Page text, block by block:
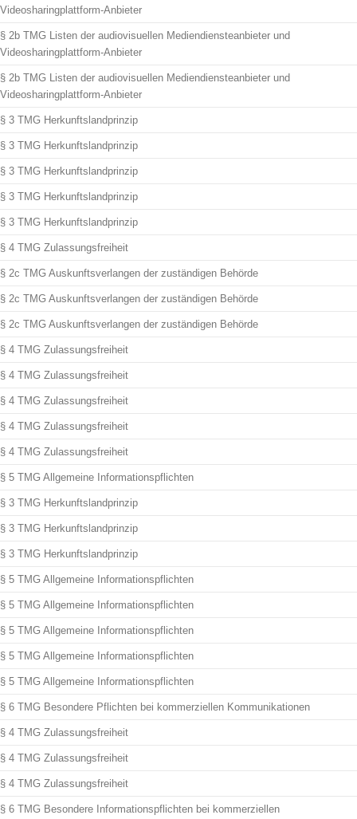
Videosharingplattform-Anbieter
§ 2b TMG Listen der audiovisuellen Mediendiensteanbieter und
Videosharingplattform-Anbieter
§ 2b TMG Listen der audiovisuellen Mediendiensteanbieter und
Videosharingplattform-Anbieter
§ 3 TMG Herkunftslandprinzip
§ 3 TMG Herkunftslandprinzip
§ 3 TMG Herkunftslandprinzip
§ 3 TMG Herkunftslandprinzip
§ 3 TMG Herkunftslandprinzip
§ 4 TMG Zulassungsfreiheit
§ 2c TMG Auskunftsverlangen der zuständigen Behörde
§ 2c TMG Auskunftsverlangen der zuständigen Behörde
§ 2c TMG Auskunftsverlangen der zuständigen Behörde
§ 4 TMG Zulassungsfreiheit
§ 4 TMG Zulassungsfreiheit
§ 4 TMG Zulassungsfreiheit
§ 4 TMG Zulassungsfreiheit
§ 4 TMG Zulassungsfreiheit
§ 5 TMG Allgemeine Informationspflichten
§ 3 TMG Herkunftslandprinzip
§ 3 TMG Herkunftslandprinzip
§ 3 TMG Herkunftslandprinzip
§ 5 TMG Allgemeine Informationspflichten
§ 5 TMG Allgemeine Informationspflichten
§ 5 TMG Allgemeine Informationspflichten
§ 5 TMG Allgemeine Informationspflichten
§ 5 TMG Allgemeine Informationspflichten
§ 6 TMG Besondere Pflichten bei kommerziellen Kommunikationen
§ 4 TMG Zulassungsfreiheit
§ 4 TMG Zulassungsfreiheit
§ 4 TMG Zulassungsfreiheit
§ 6 TMG Besondere Informationspflichten bei kommerziellen